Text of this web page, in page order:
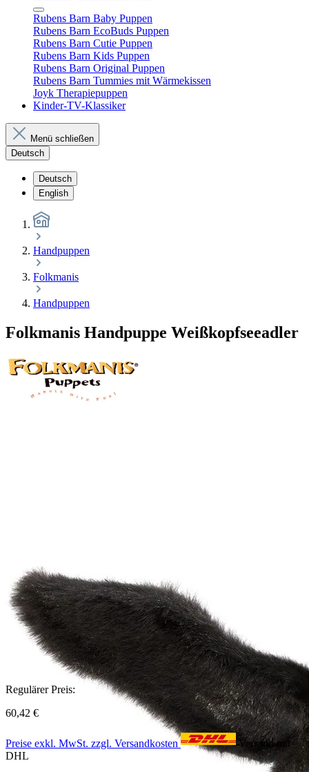
Rubens Barn Baby Puppen
Rubens Barn EcoBuds Puppen
Rubens Barn Cutie Puppen
Rubens Barn Kids Puppen
Rubens Barn Original Puppen
Rubens Barn Tummies mit Wärmekissen
Joyk Therapiepuppen
Kinder-TV-Klassiker
Menü schließen
Deutsch
Deutsch
English
Handpuppen
Folkmanis
Handpuppen
Folkmanis Handpuppe Weißkopfseeadler
Regulärer Preis:
60,42 €
Preise exkl. MwSt. zzgl. Versandkosten
Versand mit
DHL